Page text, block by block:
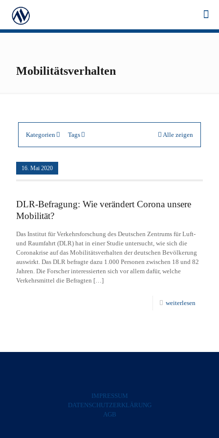
Mobilitätsverhalten
Kategorien Tags Alle zeigen
16. Mai 2020
DLR-Befragung: Wie verändert Corona unsere
Mobilität?
Das Institut für Verkehrsforschung des Deutschen Zentrums für Luft-
und Raumfahrt (DLR) hat in einer Studie untersucht, wie sich die
Coronakrise auf das Mobilitätsverhalten der deutschen Bevölkerung
auswirkt. Das DLR befragte dazu 1.000 Personen zwischen 18 und 82
Jahren. Die Forscher interessierten sich vor allem dafür, welche
Verkehrsmittel die Befragten […]
weiterlesen
IMPRESSUM
DATENSCHUTZERKLÄRUNG
AGB